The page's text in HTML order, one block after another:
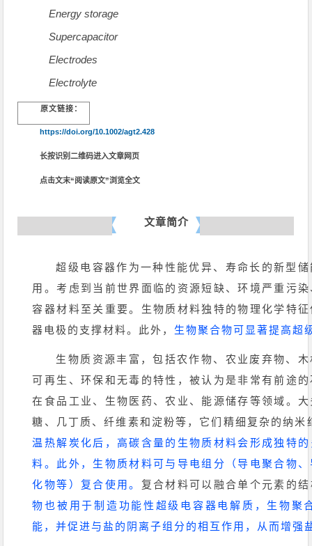
Energy storage
Supercapacitor
Electrodes
Electrolyte
原文链接：
https://doi.org/10.1002/agt2.428
长按识别二维码进入文章网页
点击文末“阅读原文”浏览全文
文章简介
超级电容器作为一种性能优异、寿命长的新型
用。考虑到当前世界面临的资源短缺、环境严重污
容器材料至关重要。生物质材料独特的物理化学特
器电极的支撑材料。此外， 生物聚合物可显著提高超
生物质资源丰富，包括农作物、农业废弃物、
可再生、环保和无毒的特性，被认为是非常有前途
在食品工业、生物医药、农业、能源储存等领域。
糖、
几丁质、纤维素和淀粉等，它们精细复杂的纳
温热解炭化后，高碳含量的生物质材料会形成独特
料。此外，生物质材料可与导电组分（导电聚合物
化物等）复合使用。 复合材料可以融合单个元素的
物也被用于制造功能性超级电容器电解质，生物
能，并促进与盐的阴离子组分的相互作用，从而增强